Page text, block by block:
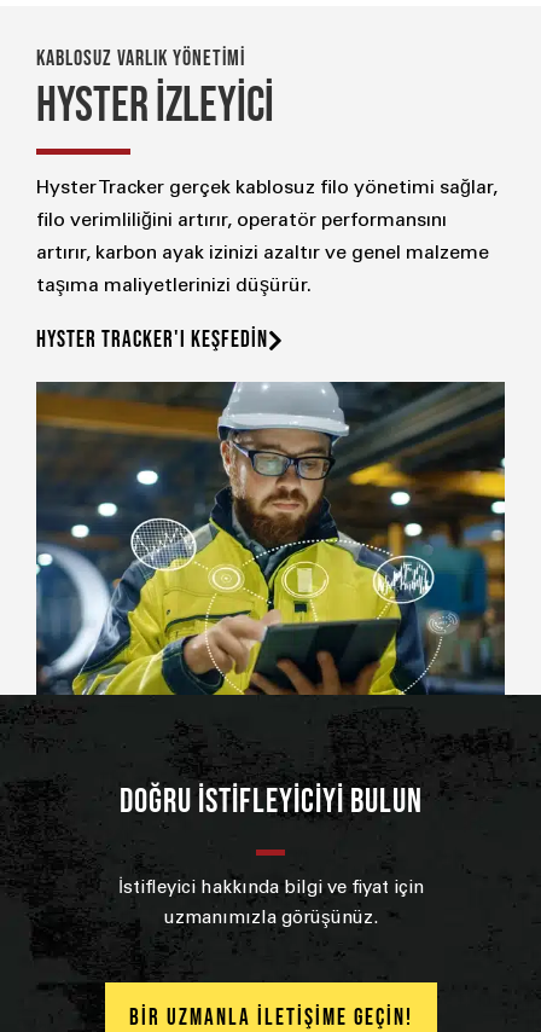
KABLOSUZ VARLIK YÖNETİMİ
HYSTER İZLEYİCİ
Hyster Tracker gerçek kablosuz filo yönetimi sağlar,
filo verimliliğini artırır, operatör performansını
artırır, karbon ayak izinizi azaltır ve genel malzeme
taşıma maliyetlerinizi düşürür.
HYSTER TRACKER'I KEŞFEDİN
DOĞRU İSTİFLEYİCİYİ BULUN
İstifleyici hakkında bilgi ve fiyat için
uzmanımızla görüşünüz.
BİR UZMANLA İLETİŞİME GEÇİN!